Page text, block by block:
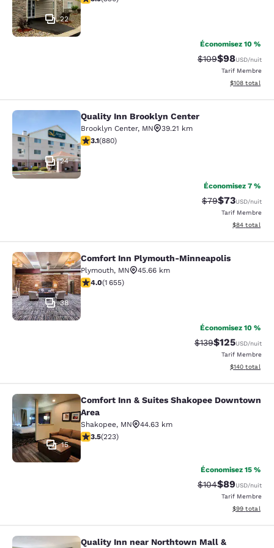
22
Économisez 10 %
Tarif barré :
$109Tarif réduit :
$98USD/nuit
Tarif Membre
Afficher les
$108 total
Quality Inn Brooklyn Center
24
Quality Inn Brooklyn Center
Brooklyn Center, MN
39.21 km
3.11 étoiles. Bien. 880 commentaires
3.1(880)
Économisez 7 %
Tarif barré :
$79Tarif réduit :
$73USD/nuit
Tarif Membre
Afficher les
$84 total
Comfort Inn Plymouth-Minneapolis
38
Comfort Inn Plymouth-Minneapolis
Plymouth, MN
45.66 km
4.03 étoiles. Très Bien. 1655 commentaires
4.0(1 655)
Économisez 10 %
Tarif barré :
$139Tarif réduit :
$125USD/nuit
Tarif Membre
Afficher les
$140 total
Comfort Inn & Suites Shakopee
15
Comfort Inn & Suites Shakopee Downtown
Area
Shakopee, MN
44.63 km
3.52 étoiles. Bien. 223 commentaires
3.5(223)
Économisez 15 %
Tarif barré :
$104Tarif réduit :
$89USD/nuit
Tarif Membre
Afficher les
$99 total
Quality Inn near Northtown Mall &